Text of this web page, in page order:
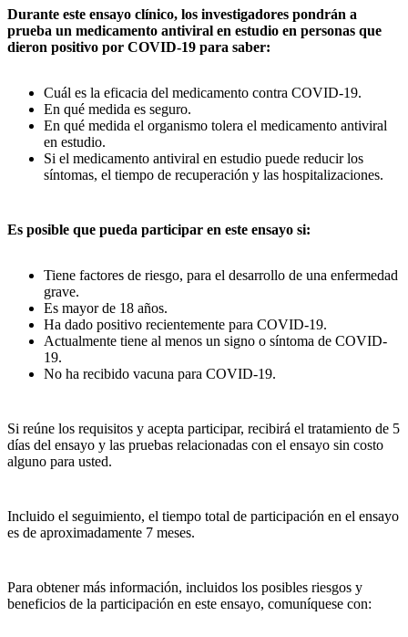
Durante este ensayo clínico, los investigadores pondrán a
prueba un medicamento antiviral en estudio en personas que
dieron positivo por COVID-19 para saber:
Cuál es la eficacia del medicamento contra COVID-19.
En qué medida es seguro.
En qué medida el organismo tolera el medicamento antiviral
en estudio.
Si el medicamento antiviral en estudio puede reducir los
síntomas, el tiempo de recuperación y las hospitalizaciones.
Es posible que pueda participar en este ensayo si:
Tiene factores de riesgo, para el desarrollo de una enfermedad
grave.
Es mayor de 18 años.
Ha dado positivo recientemente para COVID-19.
Actualmente tiene al menos un signo o síntoma de COVID-
19.
No ha recibido vacuna para COVID-19.
Si reúne los requisitos y acepta participar, recibirá el tratamiento de 5
días del ensayo y las pruebas relacionadas con el ensayo sin costo
alguno para usted.
Incluido el seguimiento, el tiempo total de participación en el ensayo
es de aproximadamente 7 meses.
Para obtener más información, incluidos los posibles riesgos y
beneficios de la participación en este ensayo, comuníquese con: